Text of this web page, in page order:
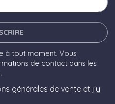
à tout moment. Vous
de contact dans les
générales de vente et j’y